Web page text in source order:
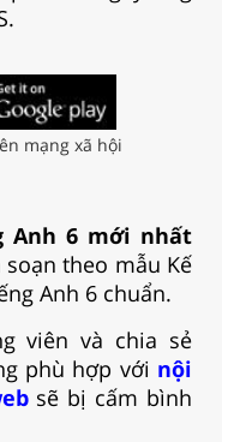
mạng xã hội
Anh 6 mới nhất
theo mẫu Kế
Anh 6 chuẩn.
viên và chia sẻ
phù hợp với nội
sẽ bị cấm bình